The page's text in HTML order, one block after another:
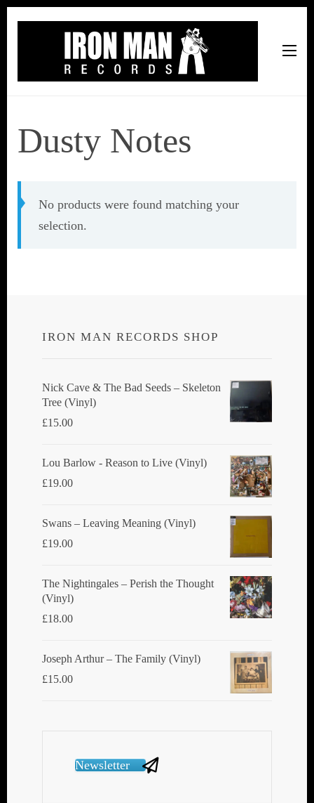
Dusty Notes
No products were found matching your
selection.
IRON MAN RECORDS SHOP
Nick Cave & The Bad Seeds ‎– Skeleton
Tree (Vinyl)
£15.00
Lou Barlow - Reason to Live (Vinyl)
£19.00
Swans ‎– Leaving Meaning (Vinyl)
£19.00
The Nightingales ‎– Perish the Thought
(Vinyl)
£18.00
Joseph Arthur ‎– The Family (Vinyl)
£15.00
Newsletter